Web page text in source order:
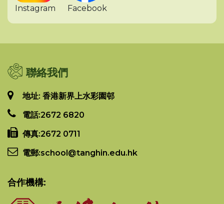
Instagram Facebook
聯絡我們
地址: 香港新界上水彩園邨
電話:2672 6820
傳真:2672 0711
電郵:school@tanghin.edu.hk
合作機構: